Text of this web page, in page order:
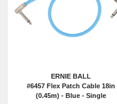
ERNIE BALL
#6457 Flex Patch Cable 18in
(0.45m) - Blue - Single